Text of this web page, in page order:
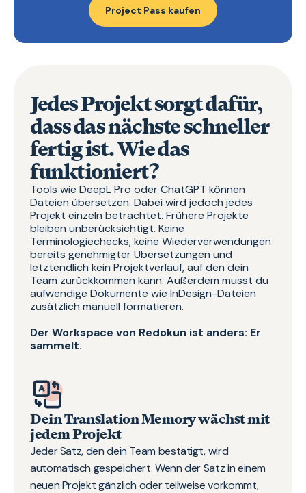
Project Pass kaufen
Jedes Projekt sorgt dafür,
dass das nächste schneller
fertig ist. Wie das
funktioniert?
Tools wie DeepL Pro oder ChatGPT können
Dateien übersetzen. Dabei wird jedoch jedes
Projekt einzeln betrachtet. Frühere Projekte
bleiben unberücksichtigt. Keine
Terminologiechecks, keine Wiederverwendungen
bereits genehmigter Übersetzungen und
letztendlich kein Projektverlauf, auf den dein
Team zurückkommen kann. Außerdem musst du
aufwendige Dokumente wie InDesign-Dateien
zusätzlich manuell formatieren.
Der Workspace von Redokun ist anders: Er
sammelt.
Dein Translation Memory wächst mit
jedem Projekt
Jeder Satz, den dein Team bestätigt, wird
automatisch gespeichert. Wenn der Satz in einem
neuen Projekt gänzlich oder teilweise vorkommt,